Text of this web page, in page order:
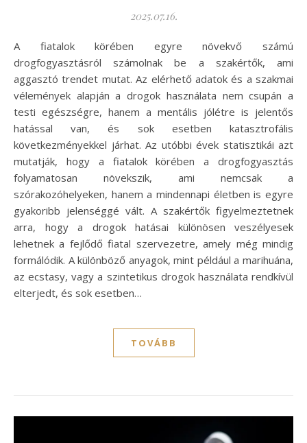
2025.07.16.
A fiatalok körében egyre növekvő számú
drogfogyasztásról számolnak be a szakértők, ami
aggasztó trendet mutat. Az elérhető adatok és a szakmai
vélemények alapján a drogok használata nem csupán a
testi egészségre, hanem a mentális jólétre is jelentős
hatással van, és sok esetben katasztrofális
következményekkel járhat. Az utóbbi évek statisztikái azt
mutatják, hogy a fiatalok körében a drogfogyasztás
folyamatosan növekszik, ami nemcsak a
szórakozóhelyeken, hanem a mindennapi életben is egyre
gyakoribb jelenséggé vált. A szakértők figyelmeztetnek
arra, hogy a drogok hatásai különösen veszélyesek
lehetnek a fejlődő fiatal szervezetre, amely még mindig
formálódik. A különböző anyagok, mint például a marihuána,
az ecstasy, vagy a szintetikus drogok használata rendkívül
elterjedt, és sok esetben…
TOVÁBB